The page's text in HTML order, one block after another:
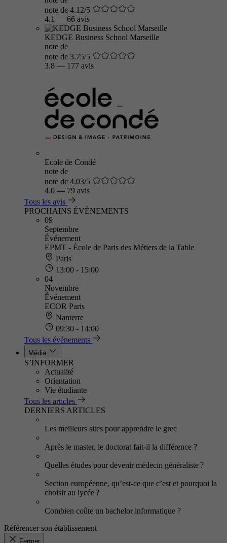
note de 4.12/5
4.1 — 66 avis
KEDGE Business School Marseille
note de
note de 3.75/5
3.8 — 177 avis
Ecole de Condé
note de
note de 4.03/5
4.0 — 79 avis
Tous les avis
PROCHAINS ÉVÈNEMENTS
09
Septembre
Événement
EPMT - École de Paris des Métiers de la Table
Paris
13:00 - 15:00
04
Novembre
Événement
ECOR Paris
Nanterre
09:30 - 14:00
Tous les événements
Média
S’INFORMER
Actualité
Orientation
Vie étudiante
Tous les articles
DERNIERS ARTICLES
Les meilleurs sites pour apprendre le grec
Après le master, le doctorat fait-il la différence ?
Quelles études pour devenir médecin généraliste ?
Section européenne, qu’est-ce que c’est et pourquoi la
choisir au lycée ?
Combien coûte un bachelor informatique ?
Référencer son établissement
Fermer